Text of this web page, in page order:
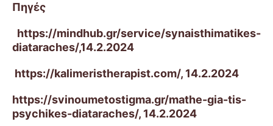
Πηγές
https://mindhub.gr/service/synaisthimatikes-
diataraches/,14.2.2024
https://kalimeristherapist.com/, 14.2.2024
https://svinoumetostigma.gr/mathe-gia-tis-
psychikes-diataraches/, 14.2.2024